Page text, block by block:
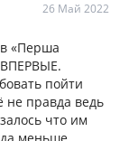
26 Май 2022
«Перша
пойти
не правда ведь
что им